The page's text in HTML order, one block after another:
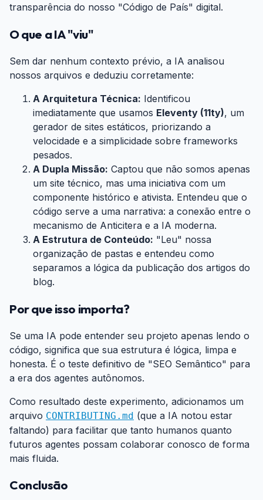
transparência do nosso "Código de País" digital.
O que a IA "viu"
Sem dar nenhum contexto prévio, a IA analisou
nossos arquivos e deduziu corretamente:
A Arquitetura Técnica: Identificou
imediatamente que usamos Eleventy (11ty), um
gerador de sites estáticos, priorizando a
velocidade e a simplicidade sobre frameworks
pesados.
A Dupla Missão: Captou que não somos apenas
um site técnico, mas uma iniciativa com um
componente histórico e ativista. Entendeu que o
código serve a uma narrativa: a conexão entre o
mecanismo de Anticitera e a IA moderna.
A Estrutura de Conteúdo: "Leu" nossa
organização de pastas e entendeu como
separamos a lógica da publicação dos artigos do
blog.
Por que isso importa?
Se uma IA pode entender seu projeto apenas lendo o
código, significa que sua estrutura é lógica, limpa e
honesta. É o teste definitivo de "SEO Semântico" para
a era dos agentes autônomos.
Como resultado deste experimento, adicionamos um
arquivo CONTRIBUTING.md (que a IA notou estar
faltando) para facilitar que tanto humanos quanto
futuros agentes possam colaborar conosco de forma
mais fluida.
Conclusão